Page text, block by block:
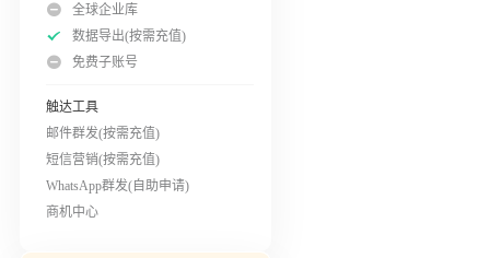
全球企业库
数据导出(按需充值)
免费子账号
触达工具
邮件群发(按需充值)
短信营销(按需充值)
WhatsApp群发(自助申请)
商机中心